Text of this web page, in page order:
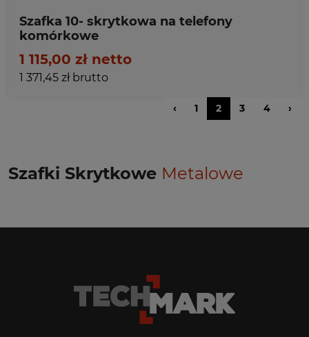
Szafki Skrytkowe Metalowe
Szafka 10- skrytkowa na telefony
komórkowe
1 115,00 zł netto
1 371,45 zł brutto
‹ 1 2 3 4 ›